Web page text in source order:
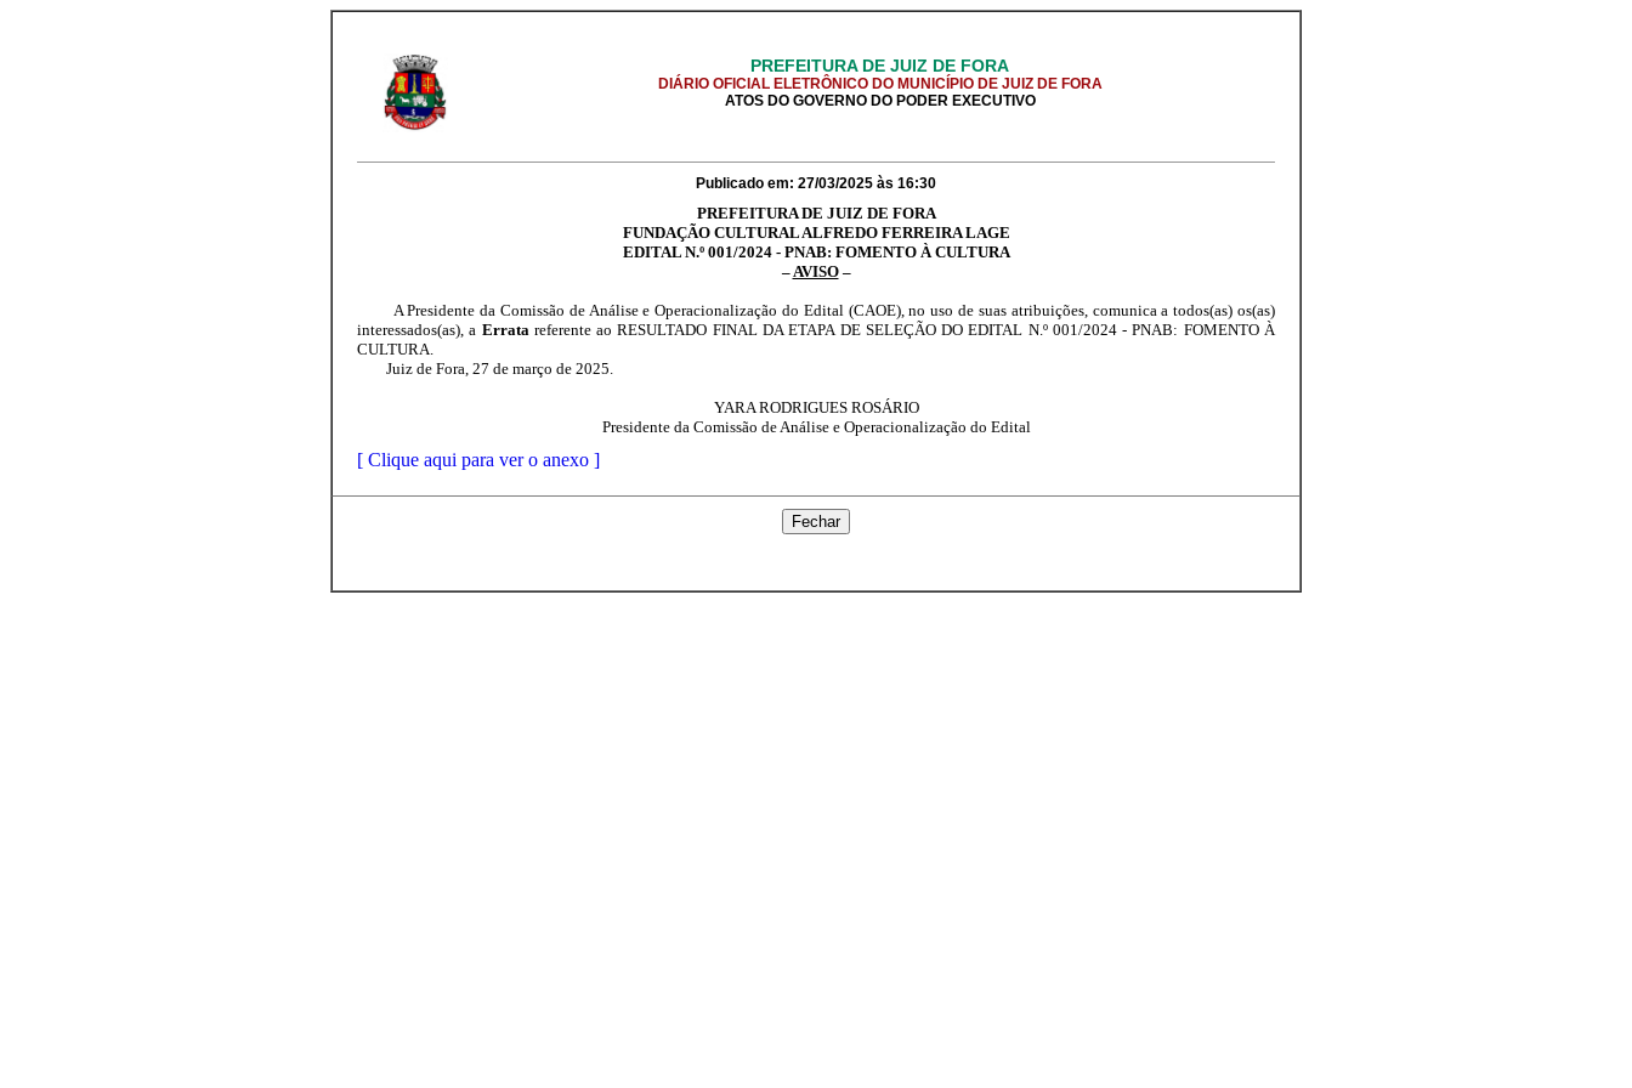
PREFEITURA DE JUIZ DE FORA
DIÁRIO OFICIAL ELETRÔNICO DO MUNICÍPIO DE JUIZ DE FORA
ATOS DO GOVERNO DO PODER EXECUTIVO
Publicado em: 27/03/2025 às 16:30
PREFEITURA DE JUIZ DE FORA
FUNDAÇÃO CULTURAL ALFREDO FERREIRA LAGE
EDITAL N.º 001/2024 - PNAB: FOMENTO À CULTURA
–AVISO–
A Presidente da Comissão de Análise e Operacionalização do Edital (CAOE), no uso de suas atribuições, comunica a todos(as) os(as)
interessados(as), a Erratareferente ao RESULTADO FINAL DA ETAPA DE SELEÇÃO DO EDITAL N.º 001/2024 - PNAB: FOMENTO À
CULTURA.
Juiz de Fora, 27 de março de 2025.
YARA RODRIGUES ROSÁRIO
Presidente da Comissão de Análise e Operacionalização do Edital
[ Clique aqui para ver o anexo ]